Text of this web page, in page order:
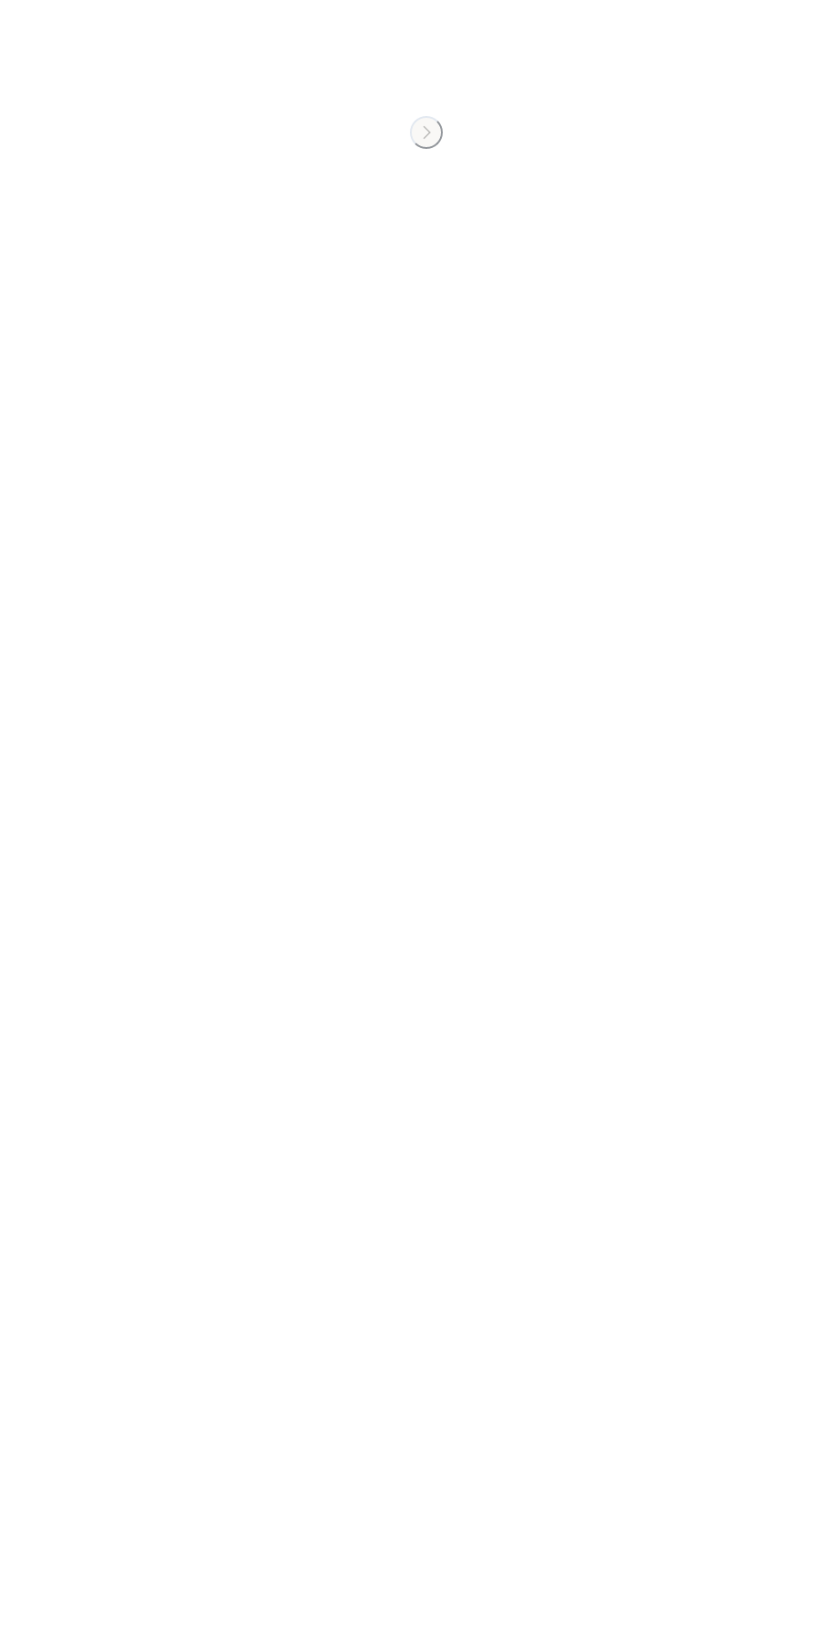
se paralizan totalmente cuando no la reciben.
estamos uniendo nuestras manos y teniendo una
alguna actividad de parte de nuestra división.
nosotros.
hacer.
un software llamado WordStar creo y podíamos escribir en
Peace a Chance de John Lennon.